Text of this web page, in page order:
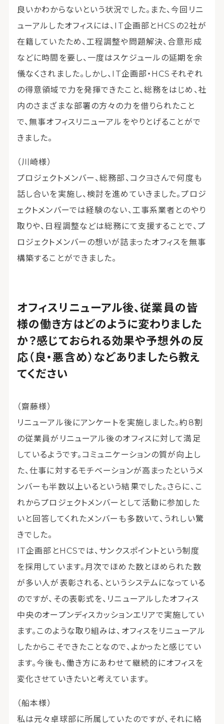
良いかわからないという状況でした。また、今回リニ
ューアルしたオフィスには、IT企画部とHCSの2社が
在籍していたため、工程調整や問題解決、合意形成
などに時間を要し、一度はスケジュールの延期を余
儀なくされました。しかし、IT企画部・HCSそれぞれ
の得意領域で力を発揮できたこと、総務をはじめ、社
内のさまざまな部署の方々の力を借りられたこと
で、無事オフィスリニューアルをやりとげることがで
きました。
（川崎様）
プロジェクトメンバー、総務部、コクヨさんで何度も
話し合いを実施し、検討を進めていきました。プロジ
ェクトメンバーでは経験のない、工事系業者とのやり
取りや、日程調整などは総務にて支援することで、プ
ロジェクトメンバーの想いが詰まったオフィスを無事
構築することができました。
オフィスリニューアル後、従業員の皆
様の働き方はどのように変わりました
か？感じておられる効果や予想外の反
応（良・悪含め）などありましたら教え
てください
（齋藤様）
リニューアル後にアンケートを実施しました。約8割
の従業員がリニューアル後のオフィスに対して満足
しているようです。コミュニケーションの質が向上し
た、仕事に対するモチベーションが高まったというメ
ンバーも半数以上いるという結果でした。さらに、こ
れからプロジェクトメンバーとして活動に参加した
いと回答してくれたメンバーも多数いて、うれしい驚
きでした。
IT企画部とHCSでは、サンクスポイントという制度
を採用しています。月次でほめた数とほめられた数
が多い人が表彰される、というシステムになっている
のですが、その表彰式を、リニューアルしたオフィス
中央のオープンディスカッションエリアで実施してい
ます。このような取り組みは、オフィスをリニューアル
したからこそできたことなので、よかったと感じてい
ます。今後も、働き方にあわせて継続的にオフィスを
変化させていきたいと考えています。
（船本様）
私は元々卓球部に所属していたのですが、それに絡